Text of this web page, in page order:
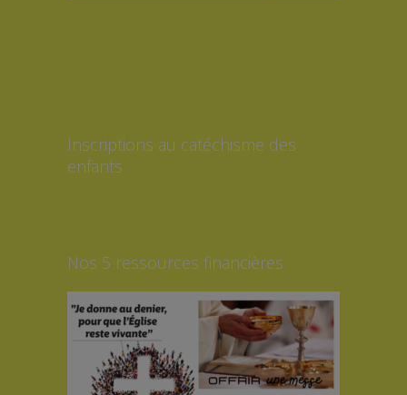
Inscriptions au catéchisme des
enfants
Nos 5 ressources financières